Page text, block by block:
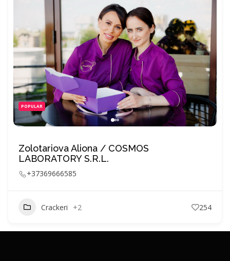
POPULAR
Zolotariova Aliona / COSMOS
LABORATORY S.R.L.
+37369666585
Crackeri +2 254